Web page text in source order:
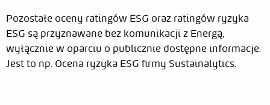
Pozostałe oceny ratingów ESG oraz ratingów ryzyka
ESG są przyznawane bez komunikacji z Energą,
wyłącznie w oparciu o publicznie dostępne informacje.
Jest to np. Ocena ryzyka ESG firmy Sustainalytics.